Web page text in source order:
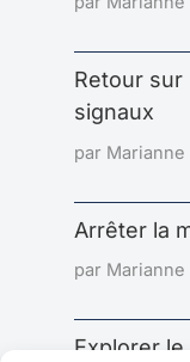
Retour sur
signaux
par Marianne
Arrêter la
par Marianne
Explorer